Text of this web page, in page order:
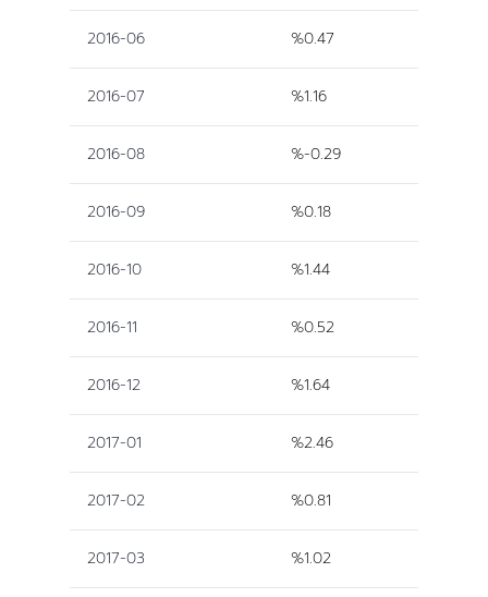
2016-06 %0.47
2016-07 %1.16
2016-08 %-0.29
2016-09 %0.18
2016-10 %1.44
2016-11 %0.52
2016-12 %1.64
2017-01 %2.46
2017-02 %0.81
2017-03 %1.02